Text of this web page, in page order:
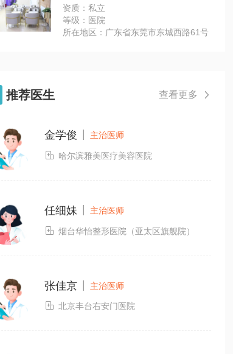
资质：私立
等级：医院
所在地区：广东省东莞市东城西路61号
推荐医生 查看更多 
金学俊 主治医师
 哈尔滨雅美医疗美容医院
任细妹 主治医师
 烟台华怡整形医院（亚太区旗舰院）
张佳京 | 主治医师
 北京丰台右安门医院